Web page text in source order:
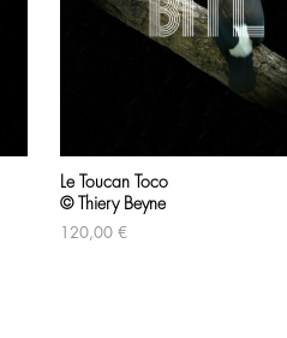
Le Toucan Toco
© Thiery Beyne
120,00 €